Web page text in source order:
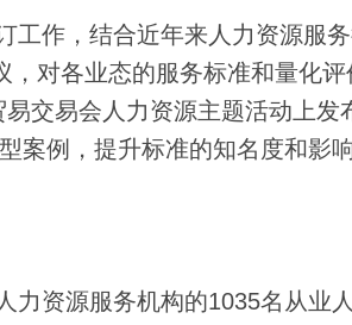
作，结合近年来人力资源服务
对各业态的服务标准和量化
交易会人力资源主题活动上发
案例，提升标准的知名度和影响
资源服务机构的1035名从业